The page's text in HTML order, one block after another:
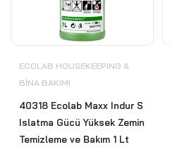
ECOLAB HOUSEKEEPING &
BİNA BAKIMI
40318 Ecolab Maxx Indur S
Islatma Gücü Yüksek Zemin
Temizleme ve Bakım 1 Lt